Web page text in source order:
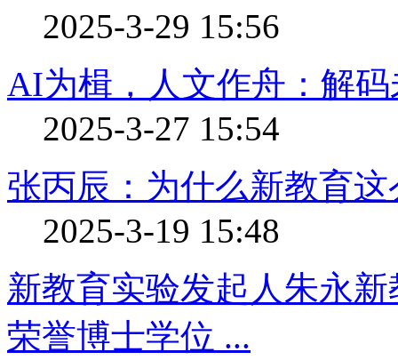
2025-3-29 15:56
AI为楫，人文作舟：解
2025-3-27 15:54
张丙辰：为什么新教育
2025-3-19 15:48
新教育实验发起人朱永
荣誉博士学位 ...